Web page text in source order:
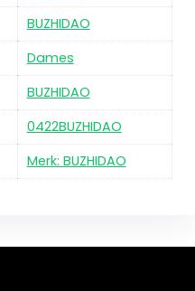
BUZHIDAO
Dames
BUZHIDAO
0422BUZHIDAO
Merk: BUZHIDAO